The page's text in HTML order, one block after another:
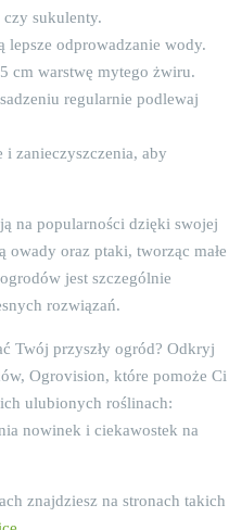
sukulenty.
odprowadzanie wody.
cm warstwę mytego żwiru.
regularnie podlewaj
i zanieczyszczenia, aby
na popularności dzięki swojej
oraz ptaki, tworząc małe
jest szczególnie
rozwiązań.
Twój przyszły ogród? Odkryj
Ogrovision, które pomoże Ci
ulubionych roślinach:
nowinek i ciekawostek na
znajdziesz na stronach takich